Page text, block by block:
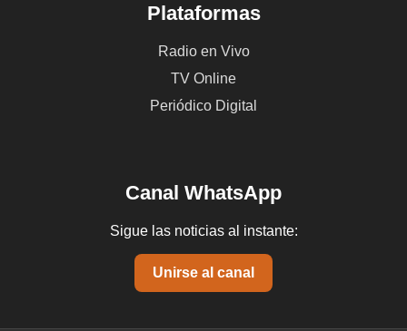
Plataformas
Radio en Vivo
TV Online
Periódico Digital
Canal WhatsApp
Sigue las noticias al instante:
Unirse al canal